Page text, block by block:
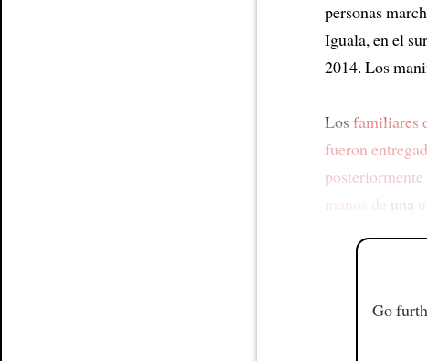
personas
Iguala, en el
2014. Los
Los familiares
fueron
manos de una
Go